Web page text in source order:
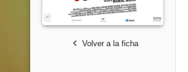
Volver a la ficha